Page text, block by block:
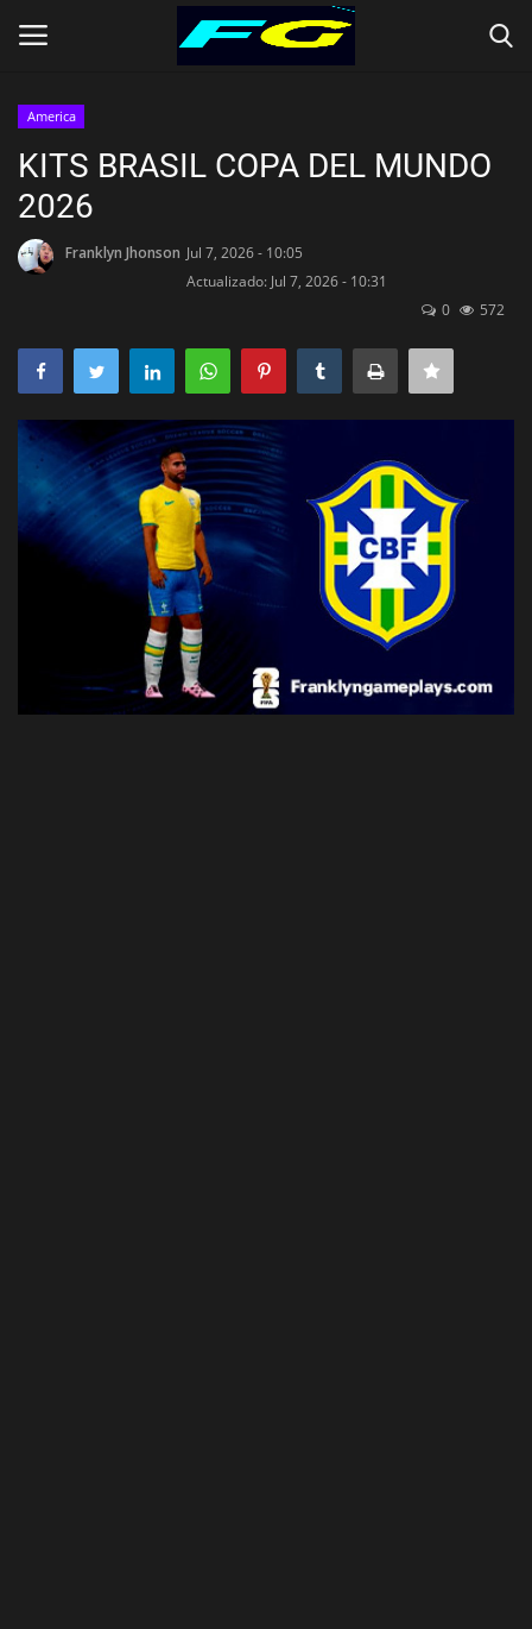
Contact
Inicio
SELECCIONES (KITS)
America
KITS BRASIL COPA DEL MUNDO
2026
Franklyn Jhonson Jul 7, 2026 - 10:05
Actualizado: Jul 7, 2026 - 10:31
0
572